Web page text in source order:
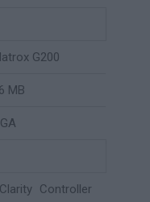
G200
MB
Controller